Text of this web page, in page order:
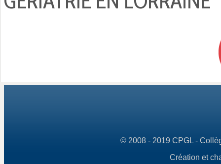
© 2008 - 2019 CPGL -
Création et